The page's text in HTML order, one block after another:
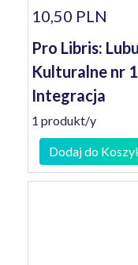
10,50 PLN
Pro Libris:
Kulturalne nr
Integracja
1 produkt/y
Dodaj do